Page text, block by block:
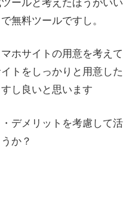
無料ツールですし。
ホサイトの用意を考えて
トをしっかりと用意した
し良いと思います
デメリットを考慮して活
か？